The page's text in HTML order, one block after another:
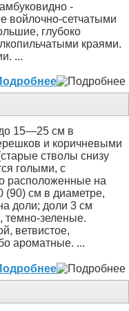
-
войлочно-сетчатыми
глубоко
краями.
...
15—25 см в
и коричневыми
стволы снизу
голыми, с
расположенные на
см в диаметре,
доли; доли 3 см
темно-зеленые.
ветвистое,
ароматные. ...